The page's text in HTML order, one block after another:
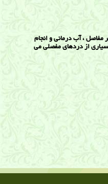
، آب درمانی و انجام
از دردهای مفصلی می